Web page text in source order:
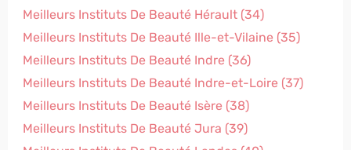
Meilleurs Instituts De Beauté Hérault (34)
Meilleurs Instituts De Beauté Ille-et-Vilaine (35)
Meilleurs Instituts De Beauté Indre (36)
Meilleurs Instituts De Beauté Indre-et-Loire (37)
Meilleurs Instituts De Beauté Isère (38)
Meilleurs Instituts De Beauté Jura (39)